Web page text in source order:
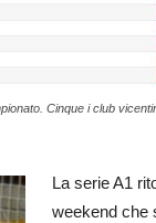
Cinque i club
La serie A1
weekend che